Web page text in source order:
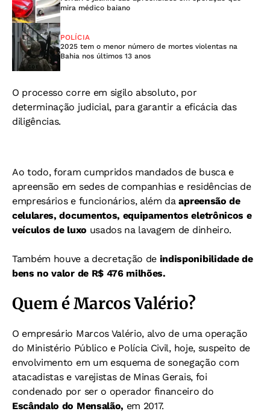
mira médico baiano
POLÍCIA
2025 tem o menor número de mortes violentas na
Bahia nos últimos 13 anos
O processo corre em sigilo absoluto, por
determinação judicial, para garantir a eficácia das
diligências.
Ao todo, foram cumpridos mandados de busca e
apreensão em sedes de companhias e residências de
empresários e funcionários, além daapreensão de
celulares, documentos, equipamentos eletrônicos e
veículos de luxo usados na lavagem de dinheiro.
Também houve a decretação de indisponibilidade de
bens no valor de R$ 476 milhões.
Quem é Marcos Valério?
O empresário Marcos Valério, alvo de uma operação
do Ministério Público e Polícia Civil, hoje, suspeito de
envolvimento em um esquema de sonegação com
atacadistas e varejistas de Minas Gerais, foi
condenado por ser o operador financeiro do
Escândalo do Mensalão, em 2017.